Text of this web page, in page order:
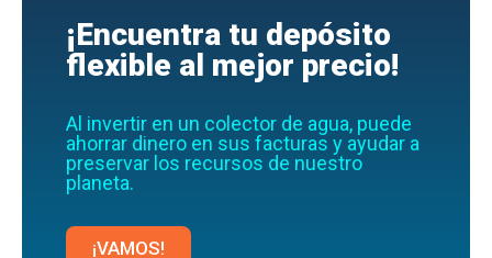
¡Encuentra tu depósito
flexible al mejor precio!
Al invertir en un colector de agua, puede
ahorrar dinero en sus facturas y ayudar a
preservar los recursos de nuestro
planeta.
¡VAMOS!